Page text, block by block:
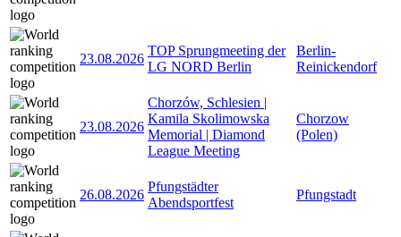
23.08.2026
TOP Sprungmeeting der
LG NORD Berlin
Berlin-
Reinickendorf
23.08.2026
Chorzów, Schlesien |
Kamila Skolimowska
Memorial | Diamond
League Meeting
Chorzow
(Polen)
26.08.2026
Pfungstädter
Abendsportfest
Pfungstadt